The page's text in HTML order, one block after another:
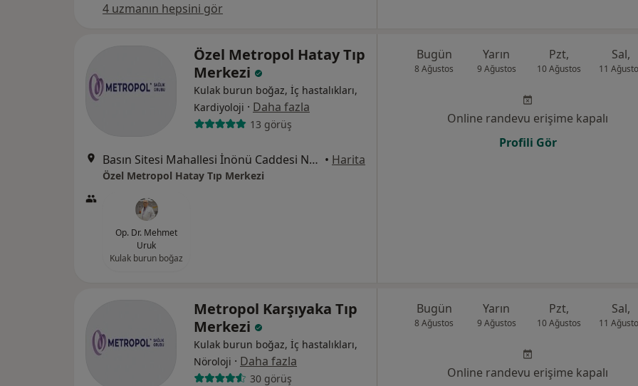
4 uzmanın hepsini gör
Özel Metropol Hatay Tıp
Merkezi
Kulak burun boğaz, İç hastalıkları,
Kardiyoloji · Daha fazla
13 görüş
Basın Sitesi Mahallesi İnönü Caddesi No:471/A , İzmir, Karabağlar • Harita
Özel Metropol Hatay Tıp Merkezi
Op. Dr. Mehmet
Uruk
Kulak burun boğaz
Bugün
8 Ağustos
Yarın
9 Ağustos
Pzt,
10 Ağustos
Sal,
11
Online randevu erişime kapalı
Profili Gör
Metropol Karşıyaka Tıp
Merkezi
Kulak burun boğaz, İç hastalıkları,
Nöroloji · Daha fazla
30 görüş
Bugün
8 Ağustos
Yarın
9 Ağustos
Pzt,
10 Ağustos
Sal,
11
Online randevu erişime kapalı